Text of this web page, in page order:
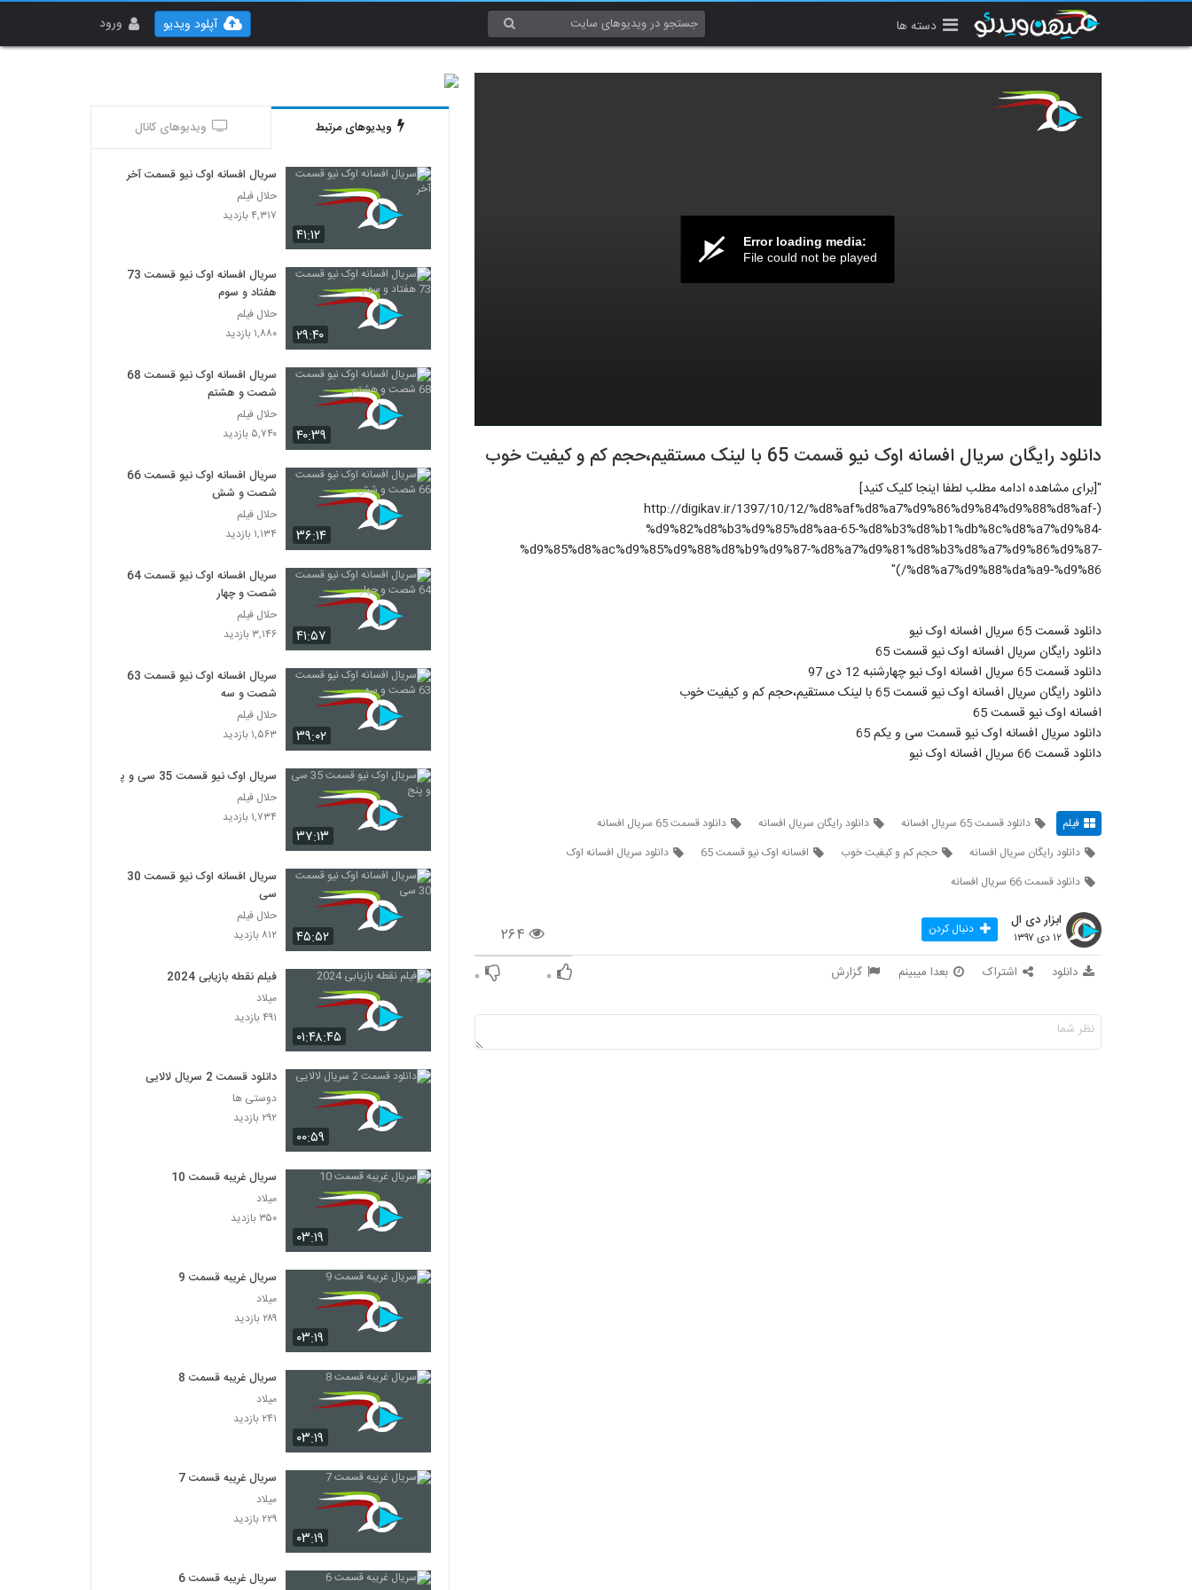
دسته ها ورود آپلود ویدیو
Error loading media:
File could not be played
دانلود رایگان سریال افسانه اوک نیو قسمت 65 با لینک مستقیم،حجم کم و کیفیت خوب
"[برای مشاهده ادامه مطلب لطفا اینجا کلیک کنید]
(http://digikav.ir/1397/10/12/%d8%af%d8%a7%d9%86%d9%84%d9%88%d8%af-
%d9%82%d8%b3%d9%85%d8%aa-65-%d8%b3%d8%b1%db%8c%d8%a7%d9%84-
%d9%85%d8%ac%d9%85%d9%88%d8%b9%d9%87-%d8%a7%d9%81%d8%b3%d8%a7%d9%86%d9%87-
%d8%a7%d9%88%da%a9-%d9%86/)"
دانلود قسمت 65 سریال افسانه اوک نیو
دانلود رایگان سریال افسانه اوک نیو قسمت 65
دانلود قسمت 65 سریال افسانه اوک نیو چهارشنبه 12 دی 97
دانلود رایگان سریال افسانه اوک نیو قسمت 65 با لینک مستقیم،حجم کم و کیفیت خوب
افسانه اوک نیو قسمت 65
دانلود سریال افسانه اوک نیو قسمت سی و یکم 65
دانلود قسمت 66 سریال افسانه اوک نیو
فیلم دانلود قسمت 65 سریال افسانه دانلود رایگان سریال افسانه
دانلود قسمت 65 سریال افسانه
دانلود رایگان سریال افسانه
حجم کم و کیفیت خوب افسانه اوک نیو قسمت 65
دانلود سریال افسانه اوک
دانلود قسمت 66 سریال افسانه
۲۶۴
ابزار دی ال
۱۲ دی ۱۳۹۷ دنبال کردن
دانلود اشتراک بعدا میبینم گزارش ۰ ۰
ویدیوهای مرتبط ویدیوهای کانال
۴۱:۱۲
سریال افسانه اوک نیو قسمت آخر
حلال فیلم
۴,۳۱۷ بازدید
۲۹:۴۰
سریال افسانه اوک نیو قسمت 73
هفتاد و سوم
حلال فیلم
۱,۸۸۰ بازدید
۴۰:۳۹
سریال افسانه اوک نیو قسمت 68
شصت و هشتم
حلال فیلم
۵,۷۴۰ بازدید
۳۶:۱۴
سریال افسانه اوک نیو قسمت 66
شصت و شش
حلال فیلم
۱,۱۳۴ بازدید
۴۱:۵۷
سریال افسانه اوک نیو قسمت 64
شصت و چهار
حلال فیلم
۳,۱۴۶ بازدید
۳۹:۰۲
سریال افسانه اوک نیو قسمت 63
شصت و سه
حلال فیلم
۱,۵۶۳ بازدید
۳۷:۱۳
سریال اوک نیو قسمت 35 سی و پنج
حلال فیلم
۱,۷۳۴ بازدید
۴۵:۵۲
سریال افسانه اوک نیو قسمت 30
سی
حلال فیلم
۸۱۲ بازدید
۰۱:۴۸:۴۵
فیلم نقطه بازیابی 2024
میلاد
۴۹۱ بازدید
۰۰:۵۹
دانلود قسمت 2 سریال لالایی
دوستی ها
۲۹۲ بازدید
۰۳:۱۹
سریال غریبه قسمت 10
میلاد
۳۵۰ بازدید
۰۳:۱۹
سریال غریبه قسمت 9
میلاد
۲۸۹ بازدید
۰۳:۱۹
سریال غریبه قسمت 8
میلاد
۲۴۱ بازدید
۰۳:۱۹
سریال غریبه قسمت 7
میلاد
۲۲۹ بازدید
سریال غریبه قسمت 6